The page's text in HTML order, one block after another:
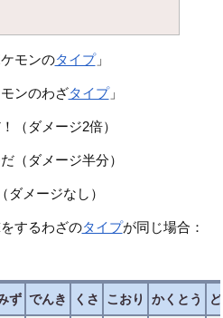
モンのタイプ」
ンのわざタイプ」
（ダメージ2倍）
（ダメージ半分）
メージなし）
するわざのタイプが同じ場合：
ず でんき くさ こおり かくとう